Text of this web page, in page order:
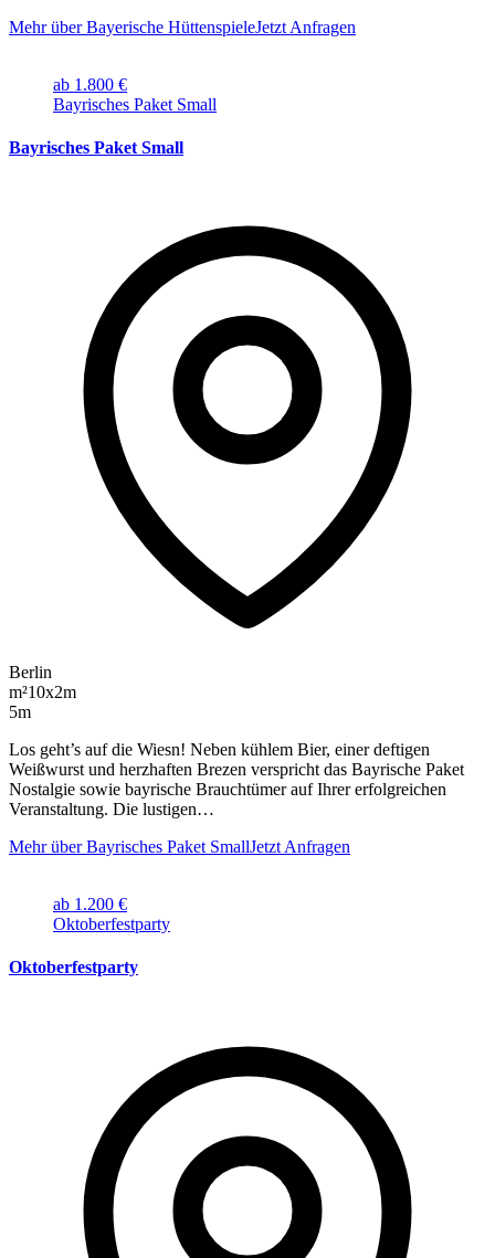
Mehr über Bayerische HüttenspieleJetzt Anfragen
ab 1.800 €
Bayrisches Paket Small
Bayrisches Paket Small
Berlin
m²10x2m
5m
Los geht’s auf die Wiesn! Neben kühlem Bier, einer deftigen
Weißwurst und herzhaften Brezen verspricht das Bayrische Paket
Nostalgie sowie bayrische Brauchtümer auf Ihrer erfolgreichen
Veranstaltung. Die lustigen…
Mehr über Bayrisches Paket SmallJetzt Anfragen
ab 1.200 €
Oktoberfestparty
Oktoberfestparty